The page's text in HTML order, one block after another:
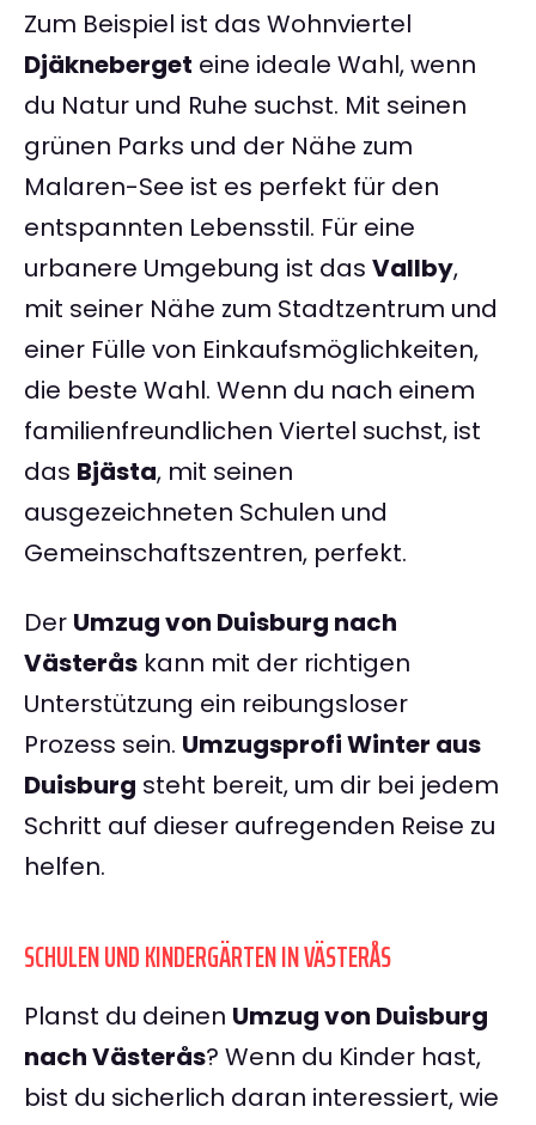
Zum Beispiel ist das Wohnviertel
Djäkneberget eine ideale Wahl, wenn
du Natur und Ruhe suchst. Mit seinen
grünen Parks und der Nähe zum
Malaren-See ist es perfekt für den
entspannten Lebensstil. Für eine
urbanere Umgebung ist das Vallby,
mit seiner Nähe zum Stadtzentrum und
einer Fülle von Einkaufsmöglichkeiten,
die beste Wahl. Wenn du nach einem
familienfreundlichen Viertel suchst, ist
das Bjästa, mit seinen
ausgezeichneten Schulen und
Gemeinschaftszentren, perfekt.
Der Umzug von Duisburg nach
Västerås kann mit der richtigen
Unterstützung ein reibungsloser
Prozess sein. Umzugsprofi Winter aus
Duisburg steht bereit, um dir bei jedem
Schritt auf dieser aufregenden Reise zu
helfen.
SCHULEN UND KINDERGÄRTEN IN VÄSTERÅS
Planst du deinen Umzug von Duisburg
nach Västerås? Wenn du Kinder hast,
bist du sicherlich daran interessiert, wie